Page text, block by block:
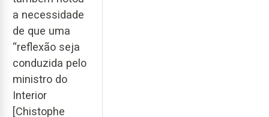
a necessidade
de que uma
“reflexão seja
conduzida pelo
ministro do
Interior
[Chistophe